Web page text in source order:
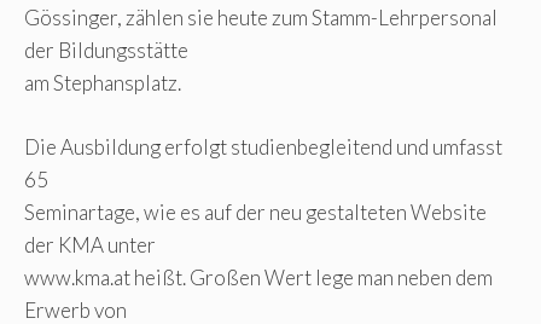
Gössinger, zählen sie heute zum Stamm-Lehrpersonal
der Bildungsstätte
am Stephansplatz.
Die Ausbildung erfolgt studienbegleitend und umfasst
65
Seminartage, wie es auf der neu gestalteten Website
der KMA unter
www.kma.at heißt. Großen Wert lege man neben dem
Erwerb von